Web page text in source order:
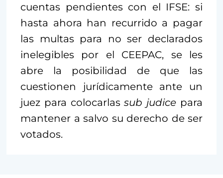
cuentas pendientes con el IFSE: si
hasta ahora han recurrido a pagar
las multas para no ser declarados
inelegibles por el CEEPAC, se les
abre la posibilidad de que las
cuestionen jurídicamente ante un
juez para colocarlassub judice para
mantener a salvo su derecho de ser
votados.